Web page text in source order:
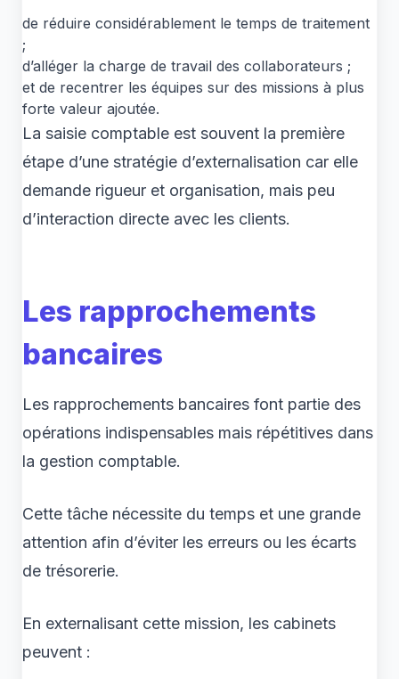
de réduire considérablement le temps de traitement
;
d’alléger la charge de travail des collaborateurs ;
et de recentrer les équipes sur des missions à plus
forte valeur ajoutée.
La saisie comptable est souvent la première
étape d’une stratégie d’externalisation car elle
demande rigueur et organisation, mais peu
d’interaction directe avec les clients.
Les rapprochements
bancaires
Les rapprochements bancaires font partie des
opérations indispensables mais répétitives dans
la gestion comptable.
Cette tâche nécessite du temps et une grande
attention afin d’éviter les erreurs ou les écarts
de trésorerie.
En externalisant cette mission, les cabinets
peuvent :